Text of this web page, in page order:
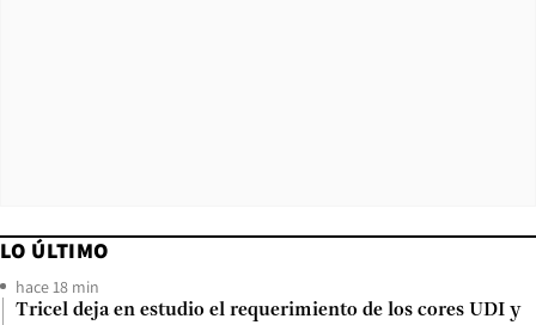
LO ÚLTIMO
hace 18 min
Tricel deja en estudio el requerimiento de los cores UDI y